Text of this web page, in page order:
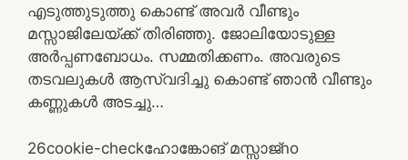
എടുത്തുടുത്തു കൊണ്ട് അവർ വീണ്ടും
മസ്സാജിലേയ്ക്ക് തിരിഞ്ഞു. ജോലിയോടുള്ള
അർപ്പണബോധം. സമ്മതിക്കണം. അവരുടെ
തടവലുകൾ ആസ്വദിച്ചു കൊണ്ട് ഞാൻ വീണ്ടും
കണ്ണുകൾ അടച്ചു…
26cookie-checkഹോങ്കോങ് മസ്സാജ്no